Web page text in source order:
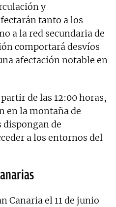
y
tanto a los
a la red secundaria de
comportará desvíos
afectación notable en
de las 12:00 horas,
en la montaña de
de
a los entornos del
Canaria el 11 de junio